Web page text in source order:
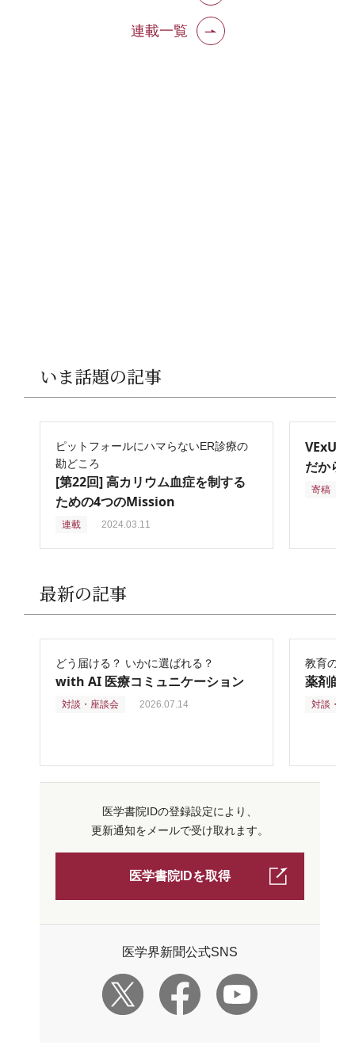
連載一覧
いま話題の記事
ピットフォールにハマらないER診療の
勘どころ
[第22回] 高カリウム血症を制する
ための4つのMission
連載 2024.03.11
VExUS
だから
寄稿
最新の記事
どう届ける？ いかに選ばれる？
with AI 医療コミュニケーション
対談・座談会 2026.07.14
教育の再
薬剤師
対談・座
医学書院IDの登録設定により、
更新通知をメールで受け取れます。
医学書院IDを取得
医学界新聞公式SNS